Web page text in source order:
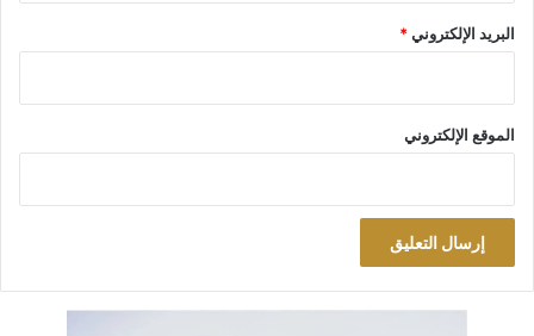
بدأت تلوح في الأفق ملامح ومقدمات الحرب, وسأذكر طائفة منها:-
سريعة بالمواجهة الأمريكية الايرانية وتصريحات ترجمتها ساحات
الصراع في الشام وانعكاسها في بغداد.
جدية العقوبات الاقتصادية التي اتخذتها أمريكا ضد إيران, رغم
إصرار أوربا على منعها.
إعطاء روسيا ظهرها لإيران وميليشياتها في الشام.
البريد الإلكتروني*
الموقع الإلكتروني